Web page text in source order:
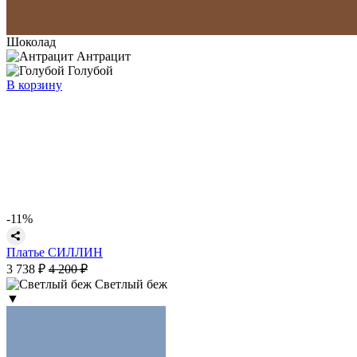
Шоколад
Антрацит
Голубой
В корзину
-11%
Платье СИЛЛИН
3 738 ₽ 4 200 ₽
Светлый беж
▼